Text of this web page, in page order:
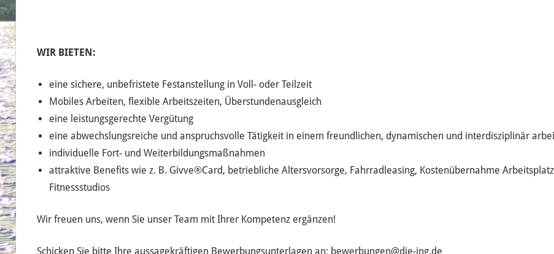
WIR BIETEN:
eine sichere, unbefristete Festanstellung in Voll- oder Teilzeit
Mobiles Arbeiten, flexible Arbeitszeiten, Überstundenausgleich
eine leistungsgerechte Vergütung
eine abwechslungsreiche und anspruchsvolle Tätigkeit in einem freundlichen, dynamischen und interdisziplinär
individuelle Fort- und Weiterbildungsmaßnahmen
attraktive Benefits wie z. B. Givve®Card, betriebliche Altersvorsorge, Fahrradleasing, Kostenübernahme
Fitnessstudios
Wir freuen uns, wenn Sie unser Team mit Ihrer Kompetenz ergänzen!
Schicken Sie bitte Ihre aussagekräftigen Bewerbungsunterlagen an: bewerbungen@die-ing.de